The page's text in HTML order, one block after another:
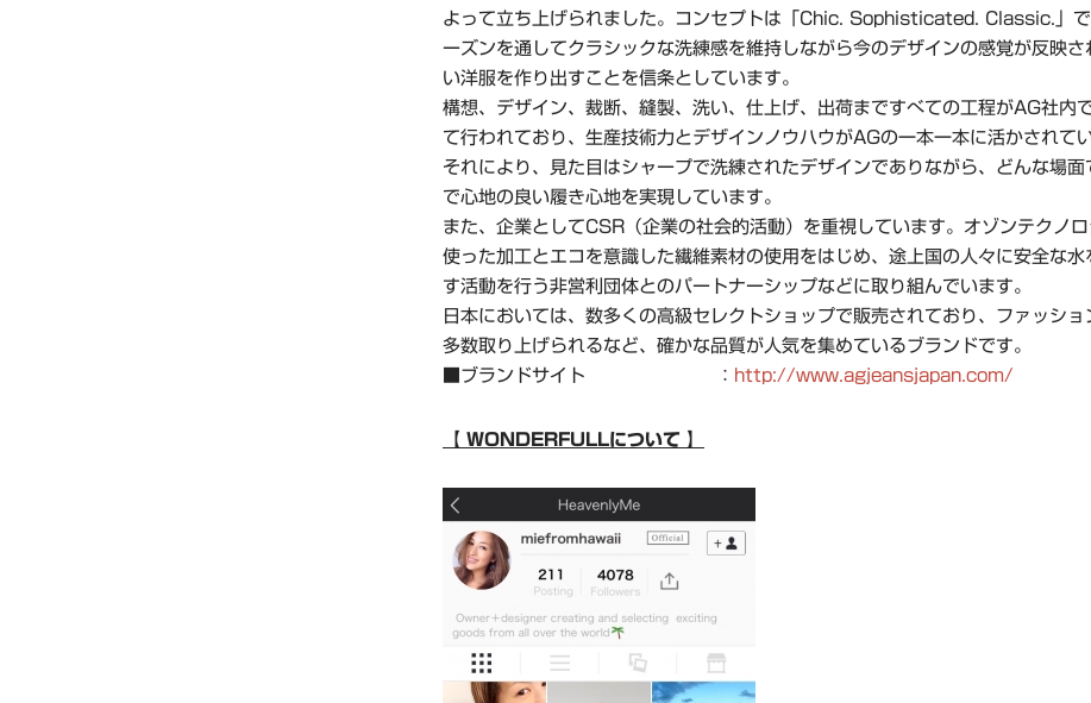
よって立ち上げられました。コンセプトは「Chic. Sophisticated. Classic.」
ーズンを通してクラシックな洗練感を維持しながら今のデザインの感覚が反映さ
い洋服を作り出すことを信条としています。
構想、デザイン、裁断、縫製、洗い、仕上げ、出荷まですべての工程がAG社内
て行われており、生産技術力とデザインノウハウがAGの一本一本に活かされてい
それにより、見た目はシャープで洗練されたデザインでありながら、どんな場面
で心地の良い履き心地を実現しています。
また、企業としてCSR（企業の社会的活動）を重視しています。オゾンテクノ
使った加工とエコを意識した繊維素材の使用をはじめ、途上国の人々に安全な水
す活動を行う非営利団体とのパートナーシップなどに取り組んでいます。
日本においては、数多くの高級セレクトショップで販売されており、ファッショ
多数取り上げられるなど、確かな品質が人気を集めているブランドです。
■ブランドサイト ： http://www.agjeansjapan.com/
【 WONDERFULLについて 】